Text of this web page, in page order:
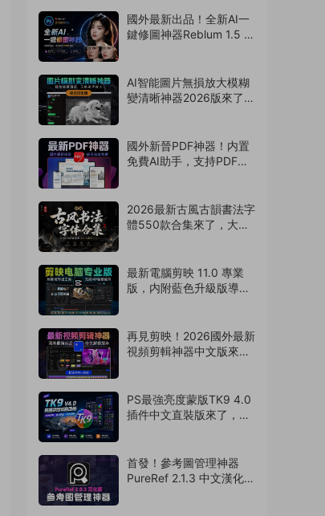
國外最新出品！全新AI一
鍵修圖神器Reblum 1.5 中
（260803）
AI智能圖片無損放大模糊
變清晰神器2026版來了，
（260802）
國外新晉PDF神器！内置
免費AI助手，支持PDF編
2026最新古風古韻書法字
體550款合集來了，大佬
最新電腦剪映 11.0 專業
版，内附藍色升級版導出
再見剪映！2026國外最新
視頻剪輯神器中文版來
PS最強亮度蒙版TK9 4.0
插件中文直裝版來了，攝
首發！參考圖管理神器
PureRef 2.1.3 中文漢化版